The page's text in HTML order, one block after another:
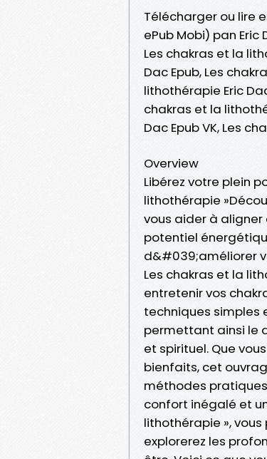
Télécharger ou lire
ePub Mobi) pan Eric
Les chakras et la
Dac Epub, Les
lithothérapie Eric
chakras et la
Dac Epub VK, Les
Overview
Libérez votre plein
lithothérapie
vous aider à
potentiel
d&#039;améliorer
Les chakras et la
entretenir vos
techniques simples
permettant ainsi le
et spirituel. Que
bienfaits, cet
méthodes
confort inégalé et
lithothérapie »,
explorerez les